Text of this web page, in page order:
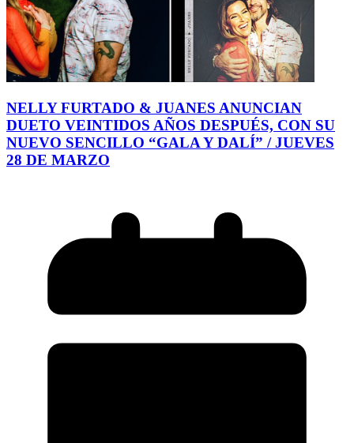
NELLY FURTADO & JUANES ANUNCIAN
DUETO VEINTIDOS AÑOS DESPUÉS, CON SU
NUEVO SENCILLO “GALA Y DALÍ” / JUEVES
28 DE MARZO